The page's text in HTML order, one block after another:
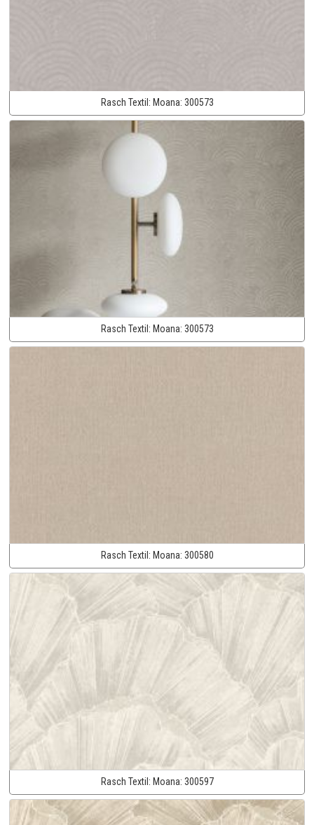
Rasch Textil: Moana: 300573
Rasch Textil: Moana: 300573
Rasch Textil: Moana: 300580
Rasch Textil: Moana: 300597